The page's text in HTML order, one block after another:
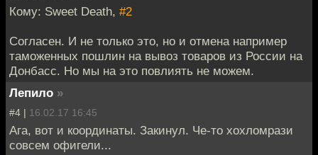
Кому: Sweet Death, #2
Согласен. И не только это, но и отмена например
таможенных пошлин на вывоз товаров из России на
Донбасс. Но мы на это повлиять не можем.
Лепило »
#4 | 16.02.17 16:45
Ага, вот и координаты. Закинул. Че-то хохломрази
совсем офигели...